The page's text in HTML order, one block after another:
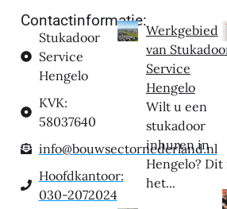
Contactinformatie:
Stukadoor
Service
Hengelo
KVK:
58037640
info@bouwsectornederland.nl
Hoofdkantoor:
030-2072024
Werkgebied
van
Service
Hengelo
Wilt u een
stukadoor
inhuren in
Hengelo? Dit
het...